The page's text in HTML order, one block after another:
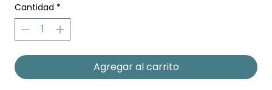
Cantidad *
Agregar al carrito